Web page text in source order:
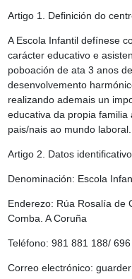
Artigo 1. Definición do
A Escola Infantil defínese
carácter educativo e
poboación de ata 3 anos
desenvolvemento
realizando ademais un
educativa da propia familia
pais/nais ao mundo laboral.
Artigo 2. Datos
Denominación: Escola
Enderezo: Rúa Rosalía de
Comba. A Coruña
Teléfono: 981 881 188/
Correo electrónico: